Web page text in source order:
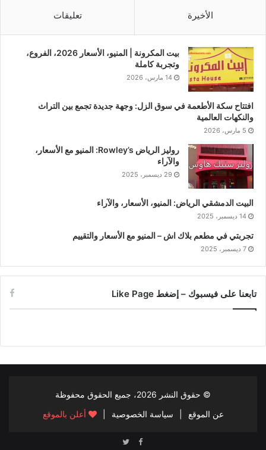
الأخيرة تعليقات
بيت المكرونة | المنيو، الأسعار 2026، الفروع،
وتجربة كاملة
14 مارس، 2026
افتتاح سكة الأطعمة في سوق الزل: وجهة جديدة تجمع بين التراث
والنكهات العالمية
5 مارس، 2026
روليز الرياض Rowley’s: المنيو مع الأسعار،
والآراء
29 ديسمبر، 2025
البيت الدمشقي الرياض: المنيو، الأسعار، والآراء
14 ديسمبر، 2025
تجربتي في مطعم بلاك اش – المنيو مع الأسعار والتقييم
7 ديسمبر، 2025
تابعنا على فيسبوك – إضغط Like Page
© حقوق النشر 2026، جميع الحقوق محفوظة
عن الموقع
سياسة الخصوصية أعلن بالموقع